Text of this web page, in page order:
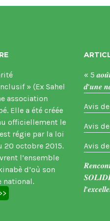
» (Ex Sahel
association
Elle a été créée
officiellement le
régie par la loi
20 octobre 2015.
l’ensemble
d’où son
national.
« 5
𝒅’𝒖𝒏𝒆
Avis
Avis
Avis